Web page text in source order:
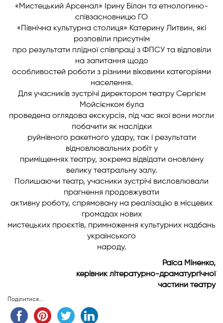
«Мистецький Арсенал» Ірину Білан та етнологиню-
співзасновницю ГО
«Північна культурна столиця» Катерину Литвин, які
розповіли присутнім
про результати плідної співпраці з ФПСУ та відповіли
на запитання щодо
особливостей роботи з різними віковими категоріями
населення.
Для учасників зустрічі директором театру Сергієм
Мойсієнком була
проведена оглядова екскурсія, під час якої вони могли
побачити як наслідки
руйнівного ракетного удару, так і результати
відновлювальних робіт у
приміщеннях театру, зокрема відвідати оновлену
велику театральну залу.
Полишаючи театр, учасники зустрічі висловлювали
прагнення продовжувати
активну роботу, спрямовану на реалізацію в місцевих
громадах нових
мистецьких проєктів, примноження культурних надбань
українського
народу.
Раїса Міненко,
керівник літературно-драматургічної
частини театру
Поділитися...